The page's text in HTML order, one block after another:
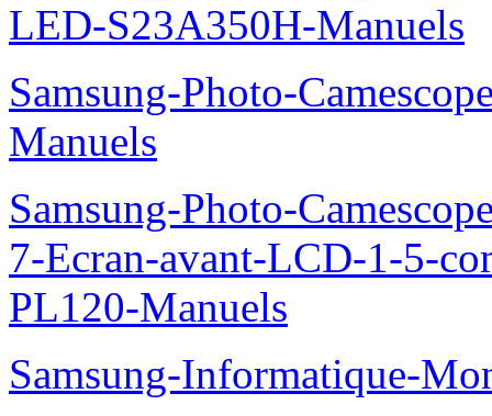
LED-S23A350H-Manuels
Samsung-Photo-
Manuels
Samsung-Photo-
7-Ecran-avant-LCD-1-5-
PL120-Manuels
Samsung-Informatique-